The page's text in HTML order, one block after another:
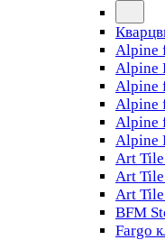
Alpine
Alpine
Alpine
Alpine
Alpine
Alpine
Art
Art
Art
BFM
Fargo